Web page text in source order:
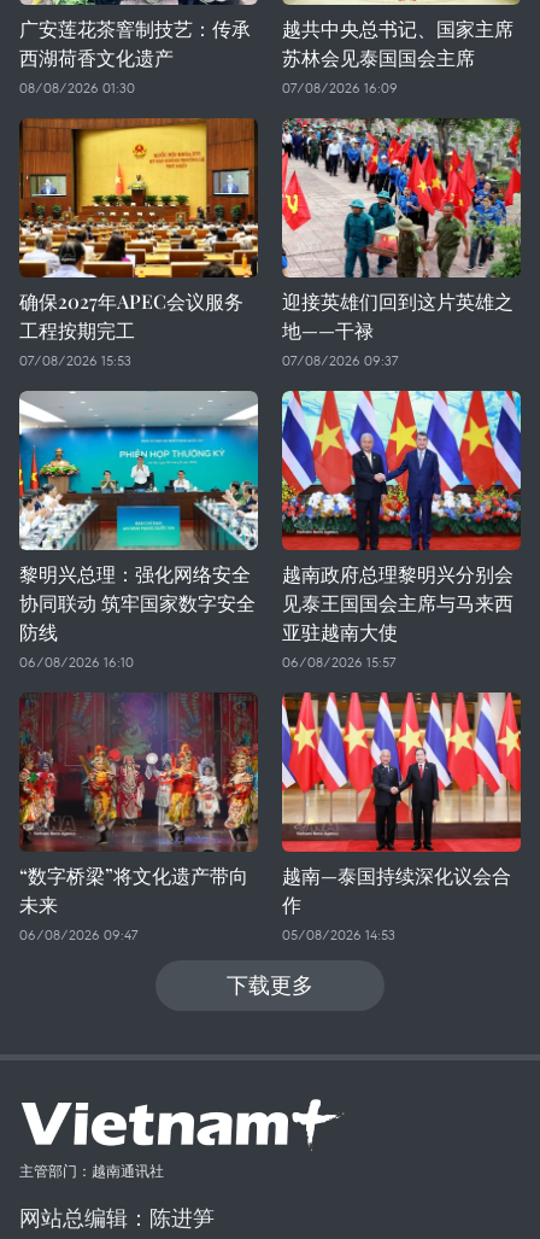
广安莲花茶窨制技艺：传承
西湖荷香文化遗产
08/08/2026 01:30
越共中央总书记、国家主席
苏林会见泰国国会主席
07/08/2026 16:09
确保2027年APEC会议服务
工程按期完工
07/08/2026 15:53
迎接英雄们回到这片英雄之
地——干禄
07/08/2026 09:37
黎明兴总理：强化网络安全
协同联动 筑牢国家数字安全
防线
06/08/2026 16:10
越南政府总理黎明兴分别会
见泰王国国会主席与马来西
亚驻越南大使
06/08/2026 15:57
“数字桥梁”将文化遗产带向
未来
06/08/2026 09:47
越南—泰国持续深化议会合
作
05/08/2026 14:53
下载更多
主管部门：越南通讯社
网站总编辑：陈进笋